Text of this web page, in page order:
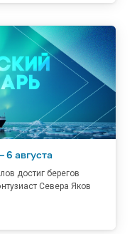
6 августа
достиг берегов
Севера Яков